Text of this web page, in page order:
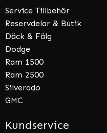
Service Tillbehör
Reservdelar & Butik
Däck & Fälg
Dodge
Ram 1500
Ram 2500
Silverado
GMC
Kundservice